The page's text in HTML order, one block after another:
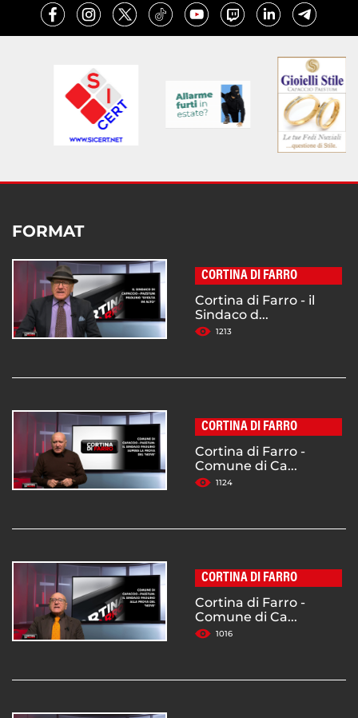
FORMAT
CORTINA DI FARRO
Cortina di Farro - il
Sindaco d...
1213
CORTINA DI FARRO
Cortina di Farro -
Comune di Ca...
1124
CORTINA DI FARRO
Cortina di Farro -
Comune di Ca...
1016